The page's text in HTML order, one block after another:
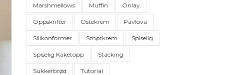
Marshmellows Muffin Onlay
Oppskrifter Ostekrem Pavlova
Silikonformer Smørkrem Spiselig
Spiselig Kaketopp Stacking
Sukkerbrød Tutorial